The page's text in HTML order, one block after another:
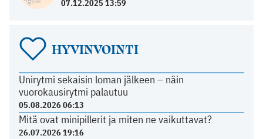
07.12.2025 13:59
HYVINVOINTI
Unirytmi sekaisin loman jälkeen – näin
vuorokausirytmi palautuu
05.08.2026 06:13
Mitä ovat minipillerit ja miten ne vaikuttavat?
26.07.2026 19:16